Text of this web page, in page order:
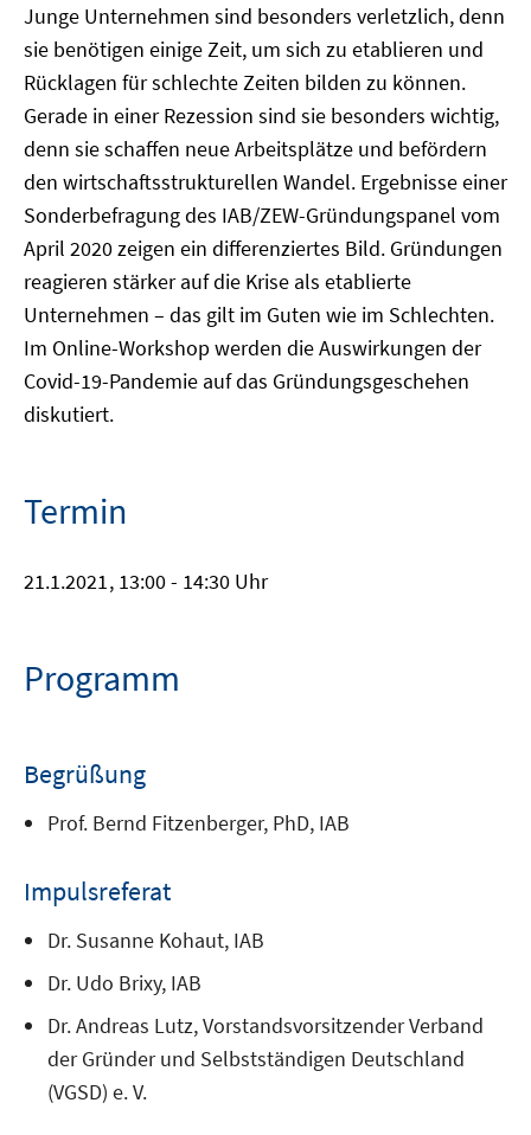
Junge Unternehmen sind besonders verletzlich, denn
sie benötigen einige Zeit, um sich zu etablieren und
Rücklagen für schlechte Zeiten bilden zu können.
Gerade in einer Rezession sind sie besonders wichtig,
denn sie schaffen neue Arbeitsplätze und befördern
den wirtschaftsstrukturellen Wandel. Ergebnisse einer
Sonderbefragung des IAB/ZEW-Gründungspanel vom
April 2020 zeigen ein differenziertes Bild. Gründungen
reagieren stärker auf die Krise als etablierte
Unternehmen – das gilt im Guten wie im Schlechten.
Im Online-Workshop werden die Auswirkungen der
Covid-19-Pandemie auf das Gründungsgeschehen
diskutiert.
Termin
21.1.2021, 13:00 - 14:30 Uhr
Programm
Begrüßung
Prof. Bernd Fitzenberger, PhD, IAB
Impulsreferat
Dr. Susanne Kohaut, IAB
Dr. Udo Brixy, IAB
Dr. Andreas Lutz, Vorstandsvorsitzender Verband
der Gründer und Selbstständigen Deutschland
(VGSD) e. V.